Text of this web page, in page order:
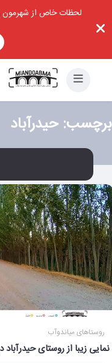
لحظات خاص از شهرمون
برچسب:حیدرآباد
روستاهای میاندوآب
نمایی زیبا از روستای